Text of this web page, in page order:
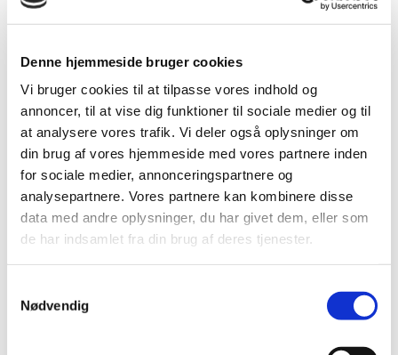
Denne hjemmeside bruger cookies
Vi bruger cookies til at tilpasse vores indhold og
annoncer, til at vise dig funktioner til sociale medier og til
at analysere vores trafik. Vi deler også oplysninger om
din brug af vores hjemmeside med vores partnere inden
for sociale medier, annonceringspartnere og
analysepartnere. Vores partnere kan kombinere disse
data med andre oplysninger, du har givet dem, eller som
de har indsamlet fra din brug af deres tjenester.
Nødvendig
vildtflødesauce
​Kr. 269,-
Gammeldags oksesteg med glaserede løg, bønner, surt og
sødt, hvide kartofler og kraftig oksesky
​Kr. 269,-
Langtidsstegt kalveculotte, søde ovnbagte tomater, lækker
tilbehør efter årstiden, Barbequesauce og valgfri kartoffel
​Kr. 269,-
Kalvefilet, ostegratineret tomat, svampe sautè, bagt blomkål,
valgfri sauce samt valgfri kartoffel
​Kr. 299,-
Helstegt oksefilet, fyldte svampe, sugar snaps, panerede